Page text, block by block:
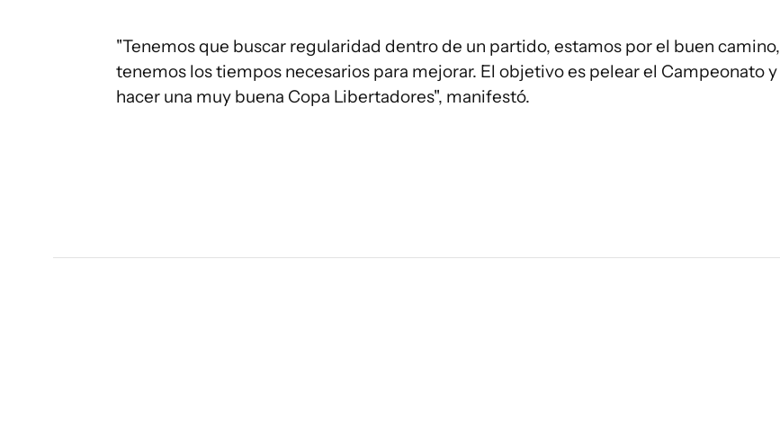
"Tenemos que buscar regularidad dentro de un partido, estamos por el buen camino,
tenemos los tiempos necesarios para mejorar. El objetivo es pelear el Campeonato y
hacer una muy buena Copa Libertadores", manifestó.